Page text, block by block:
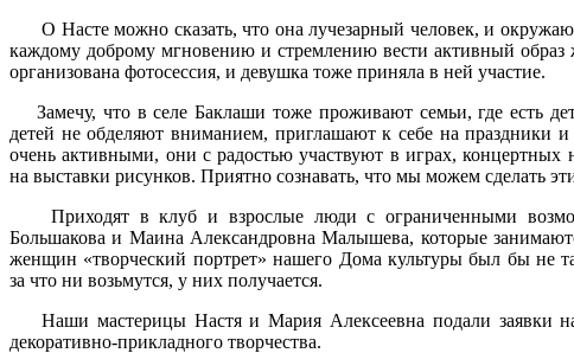
О Насте можно сказать, что она лучезарный человек, и
каждому доброму мгновению и стремлению вести активный
организована фотосессия, и девушка тоже приняла в ней участие.
Замечу, что в селе Баклаши тоже проживают семьи, где есть
детей не обделяют вниманием, приглашают к себе на праздники
очень активными, они с радостью участвуют в играх, концертных
на выставки рисунков. Приятно сознавать, что мы можем сделать
Приходят в клуб и взрослые люди с ограниченными
Большакова и Маина Александровна Малышева, которые
женщин «творческий портрет» нашего Дома культуры был бы не
за что ни возьмутся, у них получается.
Наши мастерицы Настя и Мария Алексеевна подали заявки
декоративно-прикладного творчества.